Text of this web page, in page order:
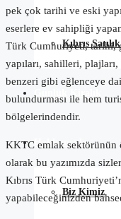
Kıbrıs
Günlük Kiralık
Hakkımızda
Biz Kimiz
pek çok tarihi ve eski
eserlere ev sahipliği
Türk Cumhuriyeti, tarihi,
yapıları, sahilleri,
benzeri gibi eğlenceye
bulundurması ile hem
bölgelerindendir.
KKTC emlak sektörünün
olarak bu yazımızda
Kıbrıs Türk
yapabileceğinizden